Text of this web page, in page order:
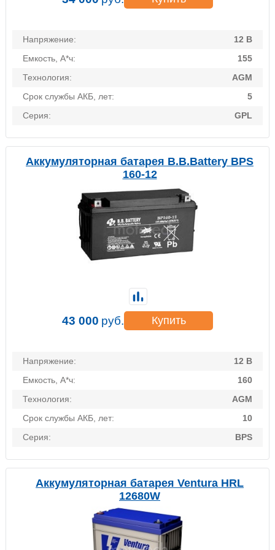
Напряжение:
12 В
Емкость, А*ч:
155
Технология:
AGM
Срок службы АКБ, лет:
5
Серия:
GPL
Аккумуляторная батарея B.B.Battery BPS
160-12
Напряжение:
12 В
Емкость, А*ч:
160
Технология:
AGM
Срок службы АКБ, лет:
10
Серия:
BPS
43 000 руб. Купить
Аккумуляторная батарея Ventura HRL
12680W